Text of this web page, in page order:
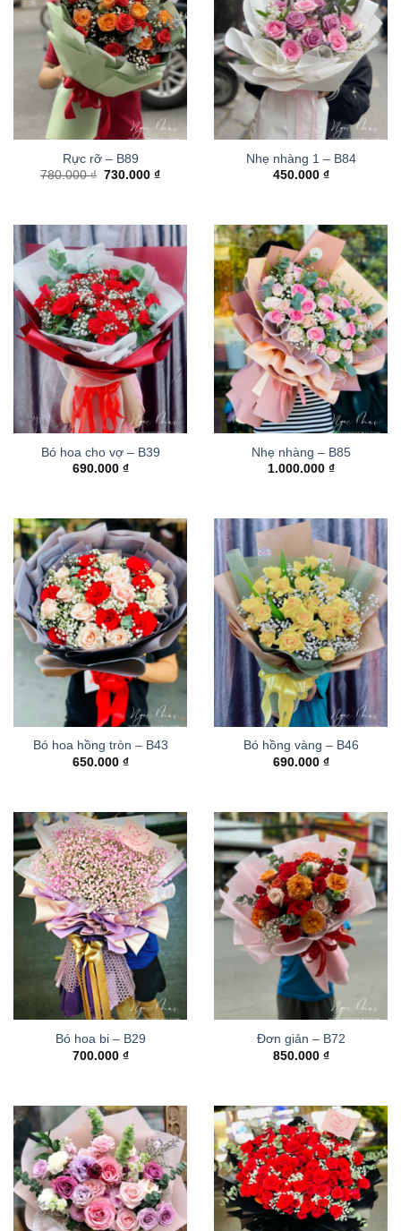
Rực rỡ – B89
780.000₫ Giá
730.000₫Giá
Nhẹ nhàng 1 – B84
450.000 ₫
Bó hoa cho vợ – B39
690.000 ₫
Nhẹ nhàng – B85
1.000.000 ₫
Bó hoa hồng tròn – B43
650.000 ₫
Bó hồng vàng – B46
690.000 ₫
Bó hoa bi – B29
700.000 ₫
Đơn giản – B72
850.000 ₫